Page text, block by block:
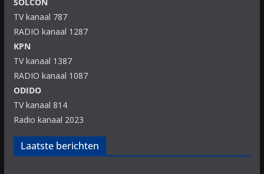
TV kanaal 787
RADIO kanaal 1287
KPN
TV kanaal 1387
RADIO kanaal 1087
ODIDO
TV kanaal 814
Radio kanaal 2023
Laatste berichten